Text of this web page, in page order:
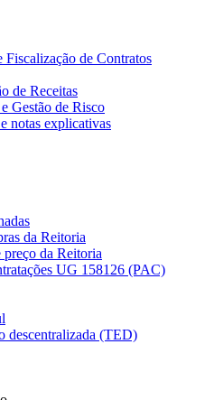
Fiscalização de Contratos
de Receitas
Gestão de Risco
notas explicativas
da Reitoria
preço da Reitoria
UG 158126 (PAC)
descentralizada (TED)